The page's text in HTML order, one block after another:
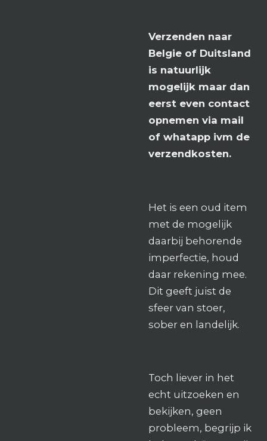
Verzenden naar
Belgie of Duitsland
is natuurlijk
mogelijk maar dan
eerst even contact
opnemen via mail
of whatapp ivm de
verzendkosten.
Het is een oud item
met de mogelijk
daarbij behorende
imperfectie, houd
daar rekening mee.
Dit geeft juist de
sfeer van stoer,
sober en landelijk.
Toch liever in het
echt uitzoeken en
bekijken, geen
probleem, begrijp ik